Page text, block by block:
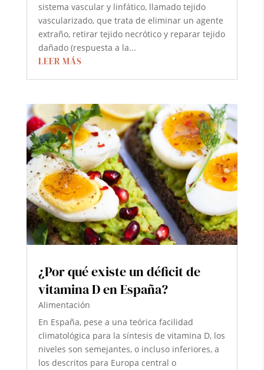
sistema vascular y linfático, llamado tejido
vascularizado, que trata de eliminar un agente
extraño, retirar tejido necrótico y reparar tejido
dañado (respuesta a la...
LEER MÁS
¿Por qué existe un déficit de
vitamina D en España?
Alimentación
En España, pese a una teórica facilidad
climatológica para la síntesis de vitamina D, los
niveles son semejantes, o incluso inferiores, a
los descritos para Europa central o